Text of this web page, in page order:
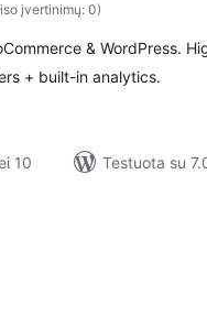
įvertinimų: 0)
& WordPress.
+ built-in analytics.
10
Testuota su